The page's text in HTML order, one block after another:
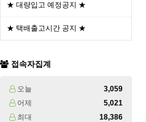
★ 대량입고 예정공지 ★
★ 택배출고시간 공지 ★
접속자집계
오늘
3,059
어제
5,021
최대
18,386